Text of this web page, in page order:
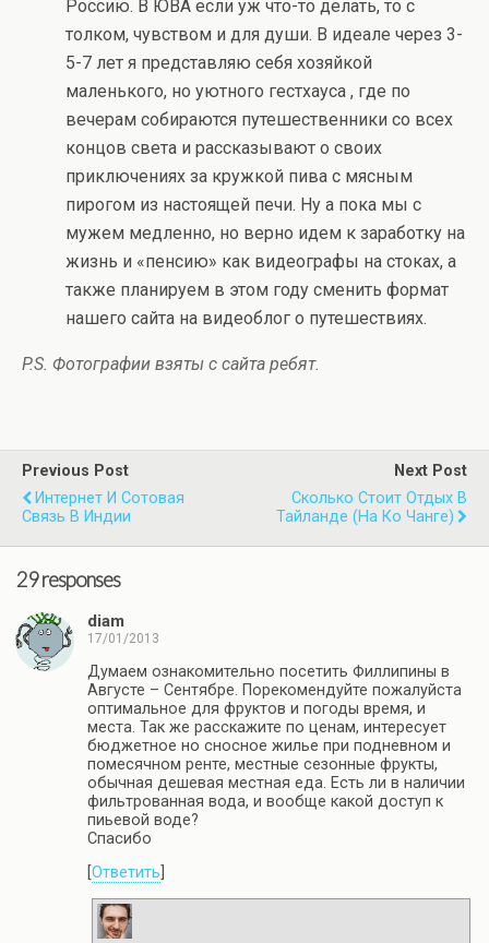
Россию. В ЮВА если уж что-то делать, то с
толком, чувством и для души. В идеале через 3-
5-7 лет я представляю себя хозяйкой
маленького, но уютного гестхауса , где по
вечерам собираются путешественники со всех
концов света и рассказывают о своих
приключениях за кружкой пива с мясным
пирогом из настоящей печи. Ну а пока мы с
мужем медленно, но верно идем к заработку на
жизнь и «пенсию» как видеографы на стоках, а
также планируем в этом году сменить формат
нашего сайта на видеоблог о путешествиях.
P.S. Фотографии взяты с сайта ребят.
Previous Post
Интернет И Сотовая
Связь В Индии
Next Post
Сколько Стоит Отдых В
Тайланде (на Ко Чанге)
29 responses
diam
17/01/2013
Думаем ознакомительно посетить Филлипины в
Августе – Сентябре. Порекомендуйте пожалуйста
оптимальное для фруктов и погоды время, и
места. Так же расскажите по ценам, интересует
бюджетное но сносное жилье при подневном и
помесячном ренте, местные сезонные фрукты,
обычная дешевая местная еда. Есть ли в наличии
фильтрованная вода, и вообще какой доступ к
пиьевой воде?
Спасибо
Ответить